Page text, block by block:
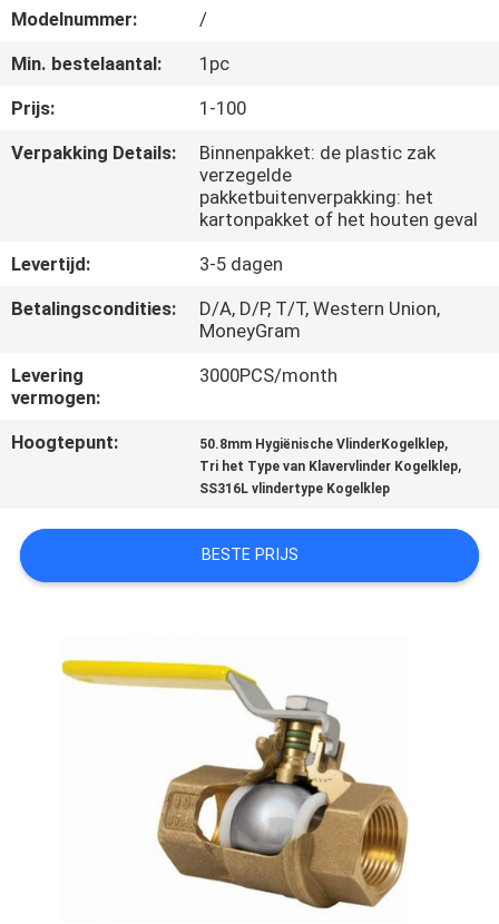
CONTACTEER
ONS
VERZOEK
EEN
CITAAT
PRIVACY
POLICY
Modelnummer:
/
Min. bestelaantal:
1pc
Prijs:
1-100
Verpakking Details:
Binnenpakket: de plastic zak
verzegelde
pakketbuitenverpakking: het
kartonpakket of het houten geval
Levertijd:
3-5 dagen
Betalingscondities:
D/A, D/P, T/T, Western Union,
MoneyGram
Levering
vermogen:
3000PCS/month
Hoogtepunt: 50.8mm Hygiënische VlinderKogelklep,
Tri het Type van Klavervlinder Kogelklep,
SS316L vlindertype Kogelklep
BESTE PRIJS